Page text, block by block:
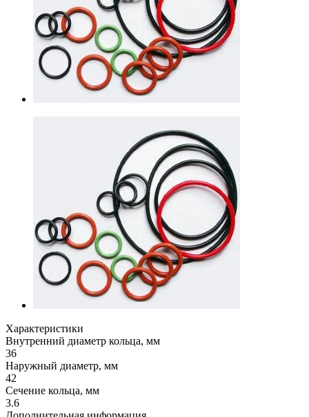
Характеристики
Внутренний диаметр кольца, мм
36
Наружный диаметр, мм
42
Сечение кольца, мм
3.6